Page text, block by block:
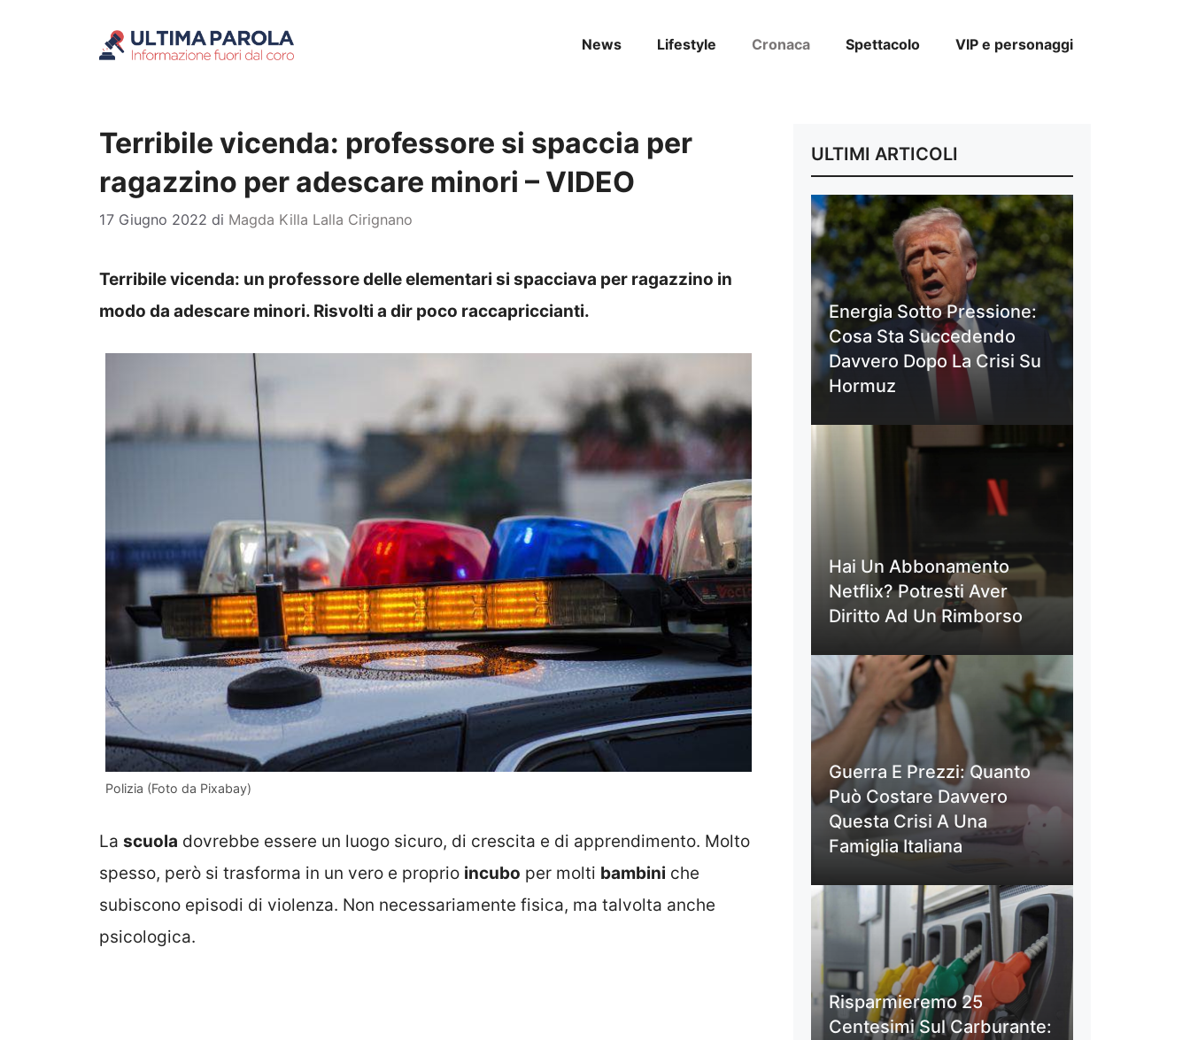
News Lifestyle Cronaca Spettacolo VIP e personaggi
Terribile vicenda: professore si spaccia per
ragazzino per adescare minori – VIDEO
17 Giugno 2022 di Magda Killa Lalla Cirignano
Terribile vicenda: un professore delle elementari si spacciava per ragazzino in
modo da adescare minori. Risvolti a dir poco raccapriccianti.
Polizia (Foto da Pixabay)
La scuola dovrebbe essere un luogo sicuro, di crescita e di apprendimento. Molto
spesso, però si trasforma in un vero e proprio incubo per molti bambini che
subiscono episodi di violenza. Non necessariamente fisica, ma talvolta anche
psicologica.
ULTIMI ARTICOLI
Energia Sotto Pressione:
Cosa Sta Succedendo
Davvero Dopo La Crisi Su
Hormuz
Hai Un Abbonamento
Netflix? Potresti Aver
Diritto Ad Un Rimborso
Guerra E Prezzi: Quanto
Può Costare Davvero
Questa Crisi A Una
Famiglia Italiana
Risparmieremo 25
Centesimi Sul Carburante: